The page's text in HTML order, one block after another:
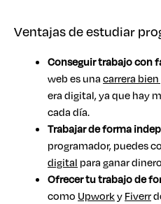
Ventajas de estudiar
Conseguir trabajo con
web es unacarrera
era digital, ya que hay
cada día.
Trabajar de forma
programador, puedes
digital para ganar
Ofrecer tu trabajo de
como UpworkyFiverr